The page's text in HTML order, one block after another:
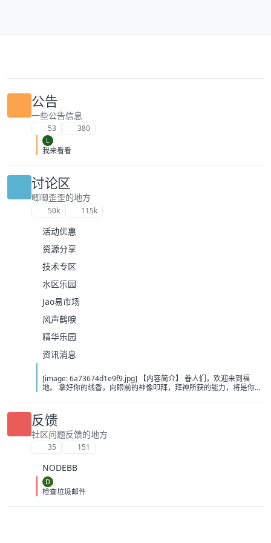
公告
一些公告信息
53
L
讨论区
唧唧歪歪的地方
50k
活动优惠
资源分享
技术专区
水区乐园
Jao易市场
风声鹤唳
精华乐园
[image: 6a73674d1e9f9.jpg] 【内容简介】 眷人们，欢迎来到福
在这里生存的唯一依仗。 平安旅社诡影闪现，恐怖城镇无限追凶，柳
家大院八坟藏妖，罗王岛上十鬼隐踪，无光洞穴鬼婴啼哭，凄惶诡校
悲剧轮回…… 【作者简介】 作者：幻梦猎人，起点中文网作者，代表
作品：《灾厄收容所》《诡异分解指南》《天灾疯人院》《基因收容
所》等 【下载地址】 百度：
夸克：https://pan.quark.cn/s/ffe07719ebb3?pwd=aUYh 移动：
https://yun.139.com/shareweb/#/w/i/2wFGV2icCY0yr
反馈
社区问题反馈的地方
NODEBB
D